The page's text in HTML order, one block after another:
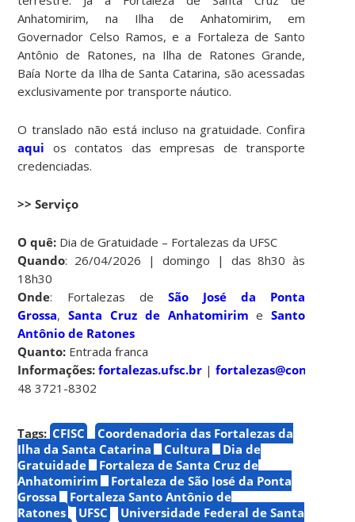
Anhatomirim, na Ilha de Anhatomirim, em
Governador Celso Ramos, e a Fortaleza de Santo
Antônio de Ratones, na Ilha de Ratones Grande,
Baía Norte da Ilha de Santa Catarina, são acessadas
exclusivamente por transporte náutico.
O translado não está incluso na gratuidade. Confira
aqui os contatos das empresas de transporte
credenciadas.
>> Serviço
O quê: Dia de Gratuidade – Fortalezas da UFSC
Quando: 26/04/2026 | domingo | das 8h30 às
18h30
Onde: Fortalezas de São José da Ponta
Grossa,Santa Cruz de Anhatomirim eSanto
Antônio de Ratones
Quanto: Entrada franca
Informações: fortalezas.ufsc.br |
48 3721-8302
Tags: CFISC
Coordenadoria das Fortalezas da
Ilha da Santa Catarina
Cultura
Dia de
Gratuidade
Fortaleza de Santa Cruz de
Anhatomirim
Fortaleza de São José da Ponta
Grossa
Fortaleza Santo Antônio de
Ratones
UFSC
Universidade Federal de Santa